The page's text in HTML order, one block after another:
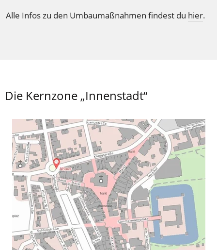
Alle Infos zu den Umbaumaßnahmen findest du hier.
Die Kernzone „Innenstadt“